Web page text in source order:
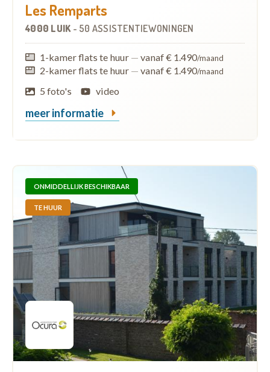
Les Remparts
4000 LUIK - 50 ASSISTENTIEWONINGEN
1-kamer flats te huur — vanaf € 1.490/maand
2-kamer flats te huur — vanaf € 1.490/maand
5 foto's video
meer informatie
ONMIDDELLIJK BESCHIKBAAR
TE HUUR